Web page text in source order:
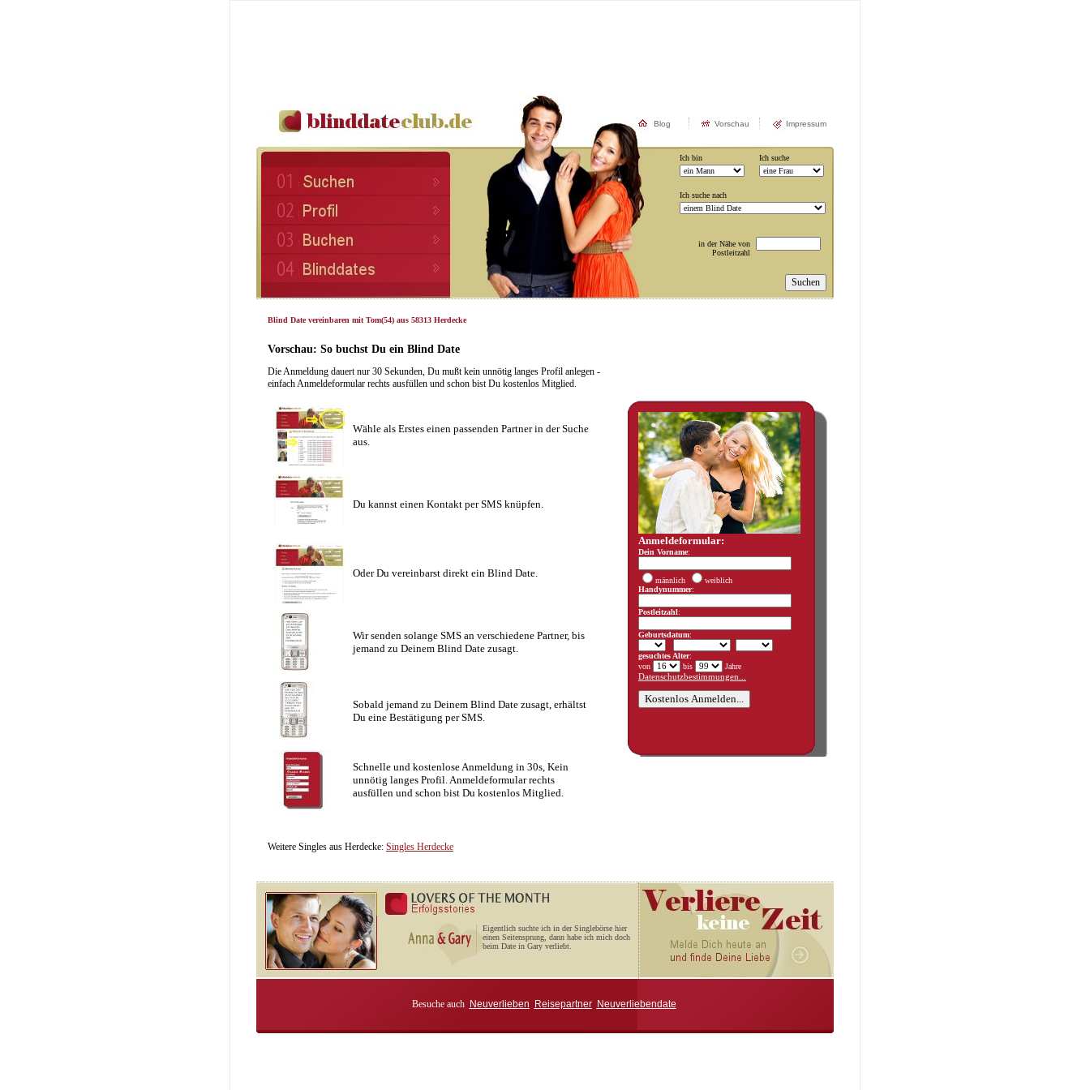
Blog Vorschau Impressum
Ich bin Ich suche
Ich suche nach
in der Nähe von
Postleitzahl
Blind Date vereinbaren mit Tom(54) aus 58313 Herdecke
Vorschau: So buchst Du ein Blind Date
Die Anmeldung dauert nur 30 Sekunden, Du mußt kein unnötig langes Profil anlegen -
einfach Anmeldeformular rechts ausfüllen und schon bist Du kostenlos Mitglied.
Wähle als Erstes einen passenden Partner in der Suche
aus.
Du kannst einen Kontakt per SMS knüpfen.
Oder Du vereinbarst direkt ein Blind Date.
Wir senden solange SMS an verschiedene Partner, bis
jemand zu Deinem Blind Date zusagt.
Sobald jemand zu Deinem Blind Date zusagt, erhältst
Du eine Bestätigung per SMS.
Schnelle und kostenlose Anmeldung in 30s, Kein
unnötig langes Profil. Anmeldeformular rechts
ausfüllen und schon bist Du kostenlos Mitglied.
Anmeldeformular:
Dein Vorname:
männlich
weiblich
Handynummer:
Postleitzahl:
Geburtsdatum:
gesuchtes Alter:
von
bis
Jahre
Datenschutzbestimmungen...
Weitere Singles aus Herdecke: Singles Herdecke
Eigentlich suchte ich in der Singlebörse hier
einen Seitensprung, dann habe ich mich doch
beim Date in Gary verliebt.
Besuche auch Neuverlieben Reisepartner Neuverliebendate